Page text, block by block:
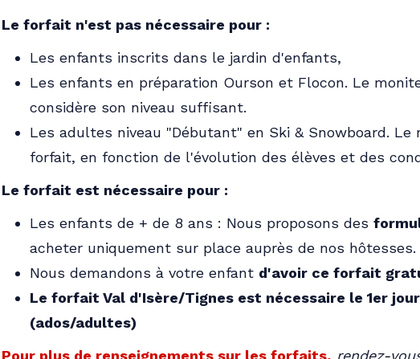
Le forfait n'est pas nécessaire pour :
Les enfants inscrits dans le jardin d'enfants,
Les enfants en préparation Ourson et Flocon. Le
considère son niveau suffisant.
Les adultes niveau "Débutant" en Ski & Snowboard.
forfait, en fonction de l'évolution des élèves et des
Le forfait est nécessaire pour :
Les enfants de + de 8 ans : Nous proposons des
acheter uniquement sur place auprès de nos hôtesses.
Nous demandons à votre enfant d'avoir ce forfait
Le forfait Val d'Isère/Tignes est nécessaire le 1er
(ados/adultes)
Pour plus de renseignements sur les forfaits, rendez-